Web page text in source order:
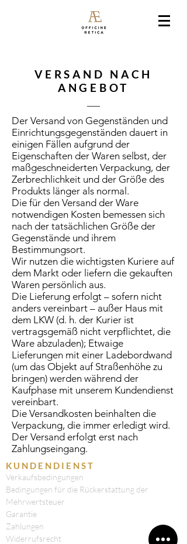
VERSAND NACH
ANGEBOT
Der Versand von Gegenständen und
Einrichtungsgegenständen dauert in
einigen Fällen aufgrund der
Eigenschaften der Waren selbst, der
maßgeschneiderten Verpackung, der
Zerbrechlichkeit und der Größe des
Produkts länger als normal.
Die für den Versand der Ware
notwendigen Kosten bemessen sich
nach der tatsächlichen Größe der
Gegenstände und ihrem
Bestimmungsort.
Wir nutzen die wichtigsten Kuriere auf
dem Markt oder liefern die gekauften
Waren persönlich aus.
Die Lieferung erfolgt – sofern nicht
anders vereinbart – außer Haus mit
dem LKW (d. h. der Kurier ist
vertragsgemäß nicht verpflichtet, die
Ware abzuladen); Etwaige
Lieferungen mit einer Ladebordwand
(um das Objekt auf Straßenhöhe zu
bringen) werden während der
Kaufphase mit unserem Kundendienst
vereinbart.
Die Versandkosten beinhalten die
Verpackung, die immer erledigt wird.
Der Versand erfolgt erst nach
Zahlungseingang.
KUNDENDIENST
Verkaufsbedingungen
Bedingungen für die Rückerstattung der
Mehrwertsteuer
Garantie
Zahlungen
Widerrufsrecht